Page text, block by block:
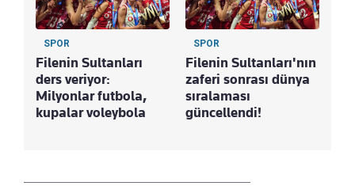
SPOR
Filenin Sultanları
ders veriyor:
Milyonlar futbola,
kupalar voleybola
SPOR
Filenin Sultanları'nın
zaferi sonrası dünya
sıralaması
güncellendi!